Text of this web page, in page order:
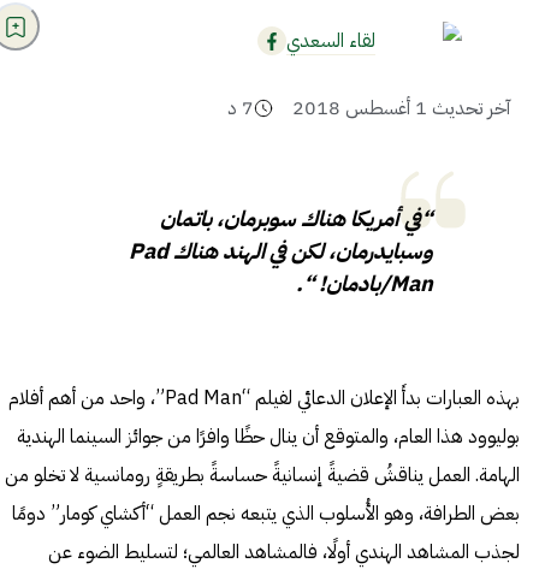
لقاء السعدي
آخر تحديث 1 أغسطس 2018 7 د
“في أمريكا هناك سوبرمان، باتمان
وسبايدرمان، لكن في الهند هناك Pad
Man/بادمان! “.
بهذه العبارات بدأَ الإعلان الدعائي لفيلم “Pad Man”، واحد من أهم أفلام
بوليوود هذا العام، والمتوقع أن ينال حظًا وافرًا من جوائز السينما الهندية
الهامة. العمل يناقشُ قضيةً إنسانيةً حساسةً بطريقةٍ رومانسية لا تخلو من
بعض الطرافة، وهو الأُسلوب الذي يتبعه نجم العمل “أكشاي كومار” دومًا
لجذب المشاهد الهندي أولًا، فالمشاهد العالمي؛ لتسليط الضوء عن